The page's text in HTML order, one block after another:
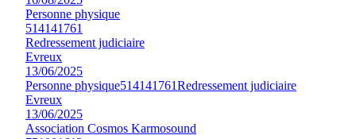
Personne physique
514141761
Redressement judiciaire
Evreux
13/06/2025
Personne physique514141761Redressement judiciaire
Evreux
13/06/2025
Association Cosmos Karmosound